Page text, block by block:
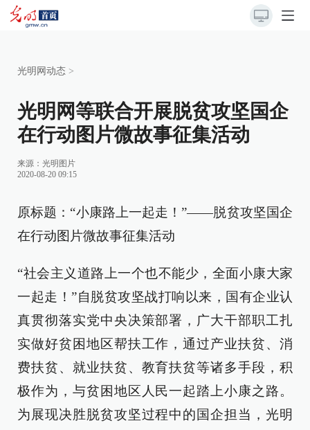
光明网动态 >
光明网等联合开展脱贫攻坚国企
在行动图片微故事征集活动
来源： 光明图片
2020-08-20 09:15
原标题：“小康路上一起走！”——脱贫攻坚国企
在行动图片微故事征集活动
“社会主义道路上一个也不能少，全面小康大家
一起走！”自脱贫攻坚战打响以来，国有企业认
真贯彻落实党中央决策部署，广大干部职工扎
实做好贫困地区帮扶工作，通过产业扶贫、消
费扶贫、就业扶贫、教育扶贫等诸多手段，积
极作为，与贫困地区人民一起踏上小康之路。
为展现决胜脱贫攻坚过程中的国企担当，光明